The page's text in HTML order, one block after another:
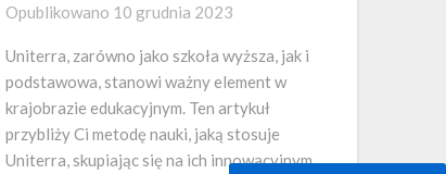
Opublikowano 10 grudnia 2023
Uniterra, zarówno jako szkoła wyższa, jak i
podstawowa, stanowi ważny element w
krajobrazie edukacyjnym. Ten artykuł
przybliży Ci metodę nauki, jaką stosuje
Uniterra, skupiając się na ich innowacyjnym